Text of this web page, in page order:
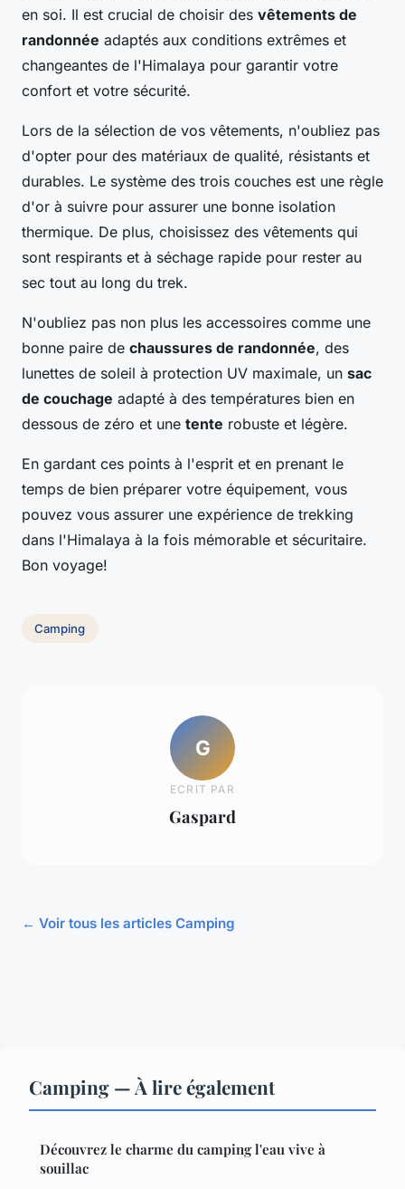
en soi. Il est crucial de choisir des vêtements de
randonnée adaptés aux conditions extrêmes et
changeantes de l'Himalaya pour garantir votre
confort et votre sécurité.
Lors de la sélection de vos vêtements, n'oubliez pas
d'opter pour des matériaux de qualité, résistants et
durables. Le système des trois couches est une règle
d'or à suivre pour assurer une bonne isolation
thermique. De plus, choisissez des vêtements qui
sont respirants et à séchage rapide pour rester au
sec tout au long du trek.
N'oubliez pas non plus les accessoires comme une
bonne paire de chaussures de randonnée, des
lunettes de soleil à protection UV maximale, un sac
de couchage adapté à des températures bien en
dessous de zéro et une tente robuste et légère.
En gardant ces points à l'esprit et en prenant le
temps de bien préparer votre équipement, vous
pouvez vous assurer une expérience de trekking
dans l'Himalaya à la fois mémorable et sécuritaire.
Bon voyage!
Camping
G
ECRIT PAR
Gaspard
← Voir tous les articles Camping
Camping — À lire également
Découvrez le charme du camping l'eau vive à
souillac